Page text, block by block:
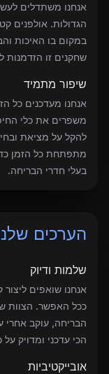
אנחנו משתדלים
הגדולות. אולפנים
במקום בו האיכות
שחקנים זו הזדמנות
שיפור מתמיד
אנחנו מעדכנים כל
משפרים את כלי
להקל על מציאת
מתפתחת כל הזמן
בעלי חדרי הבריחה.
הערכים
שלמות ודיוק
אנחנו שואפים
ככל האפשר. הצוות
הבריחה, עוקב אחרי
הכי עדכני ומדויק
אובייקטיביות